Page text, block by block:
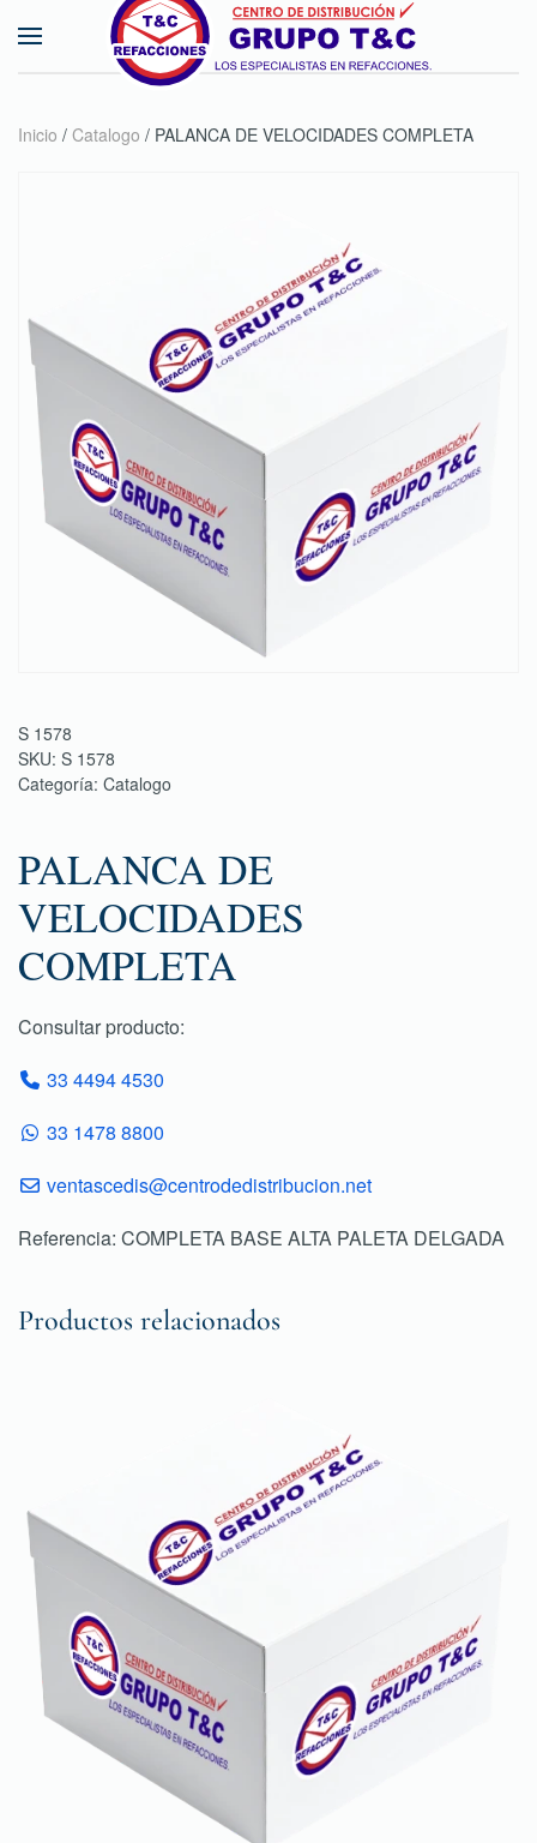
Skip to main content
Inicio / Catalogo / PALANCA DE VELOCIDADES COMPLETA
S 1578
SKU: S 1578
Categoría: Catalogo
PALANCA DE
VELOCIDADES
COMPLETA
Consultar producto:
33 4494 4530
33 1478 8800
ventascedis@centrodedistribucion.net
Referencia: COMPLETA BASE ALTA PALETA DELGADA
Productos relacionados